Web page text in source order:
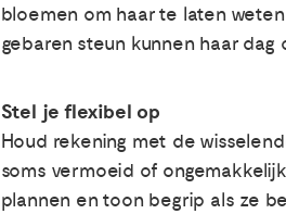
bloemen om haar te laten
gebaren steun kunnen haar
Stel je flexibel op
Houd rekening met de
soms vermoeid of
plannen en toon begrip als ze